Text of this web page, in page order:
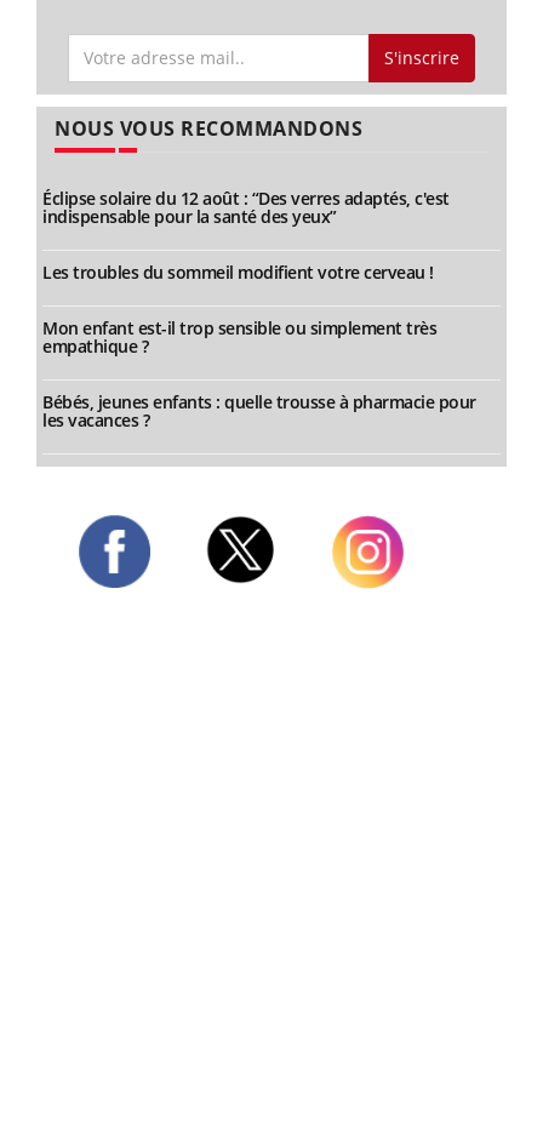
S'inscrire
NOUS VOUS RECOMMANDONS
Éclipse solaire du 12 août : “Des verres adaptés, c'est
indispensable pour la santé des yeux”
Les troubles du sommeil modifient votre cerveau !
Mon enfant est-il trop sensible ou simplement très
empathique ?
Bébés, jeunes enfants : quelle trousse à pharmacie pour
les vacances ?